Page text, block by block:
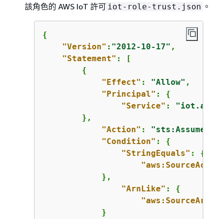
該角色的 AWS IoT 許可 iot-role-trust.json 。
{
"Version" : "2012-10-17" ,
"Statement" : [
{
"Effect" : "Allow" ,
"Principal" : {
"Service" :
        },
"Action" :
"Condition" : {
"StringEquals" : {
            },
"ArnLike" : {
"aws:SourceArn"
            }